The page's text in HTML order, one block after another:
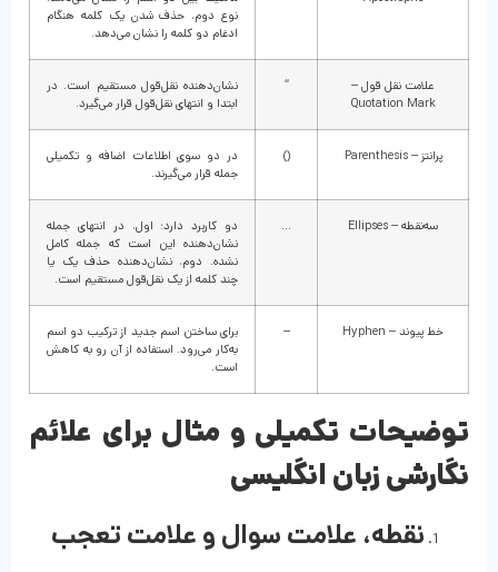
نوع دوم، حذف شدن یک کلمه هنگام
ادغام دو کلمه را نشان می‌دهد.
علامت نقل قول –
Quotation Mark
“
نشان‌دهنده نقل‌قول مستقیم است. در
ابتدا و انتهای نقل‌قول قرار می‌گیرد.
پرانتز – Parenthesis ()
در دو سوی اطلاعات اضافه و تکمیلی
جمله قرار می‌گیرند.
سه‌نقطه – Ellipses …
دو کاربرد دارد؛ اول، در انتهای جمله
نشان‌دهنده این است که جمله کامل
نشده. دوم، نشان‌دهنده حذف یک یا
چند کلمه از یک نقل‌قول مستقیم است.
خط پیوند – Hyphen –
برای ساختن اسم جدید از ترکیب دو اسم
به‌کار می‌رود. استفاده از آن رو به کاهش
است.
توضیحات تکمیلی و مثال برای علائم
نگارشی زبان انگلیسی
نقطه، علامت سوال و علامت تعجب